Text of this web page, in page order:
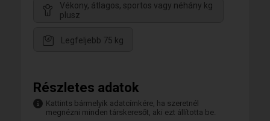
Vékony, átlagos, sportos vagy néhány kg
plusz
Legfeljebb 75 kg
Részletes adatok
Kattints bármelyik adatcímkére, ha szeretnél
megnézni minden társkeresőt, aki ezt állította be.